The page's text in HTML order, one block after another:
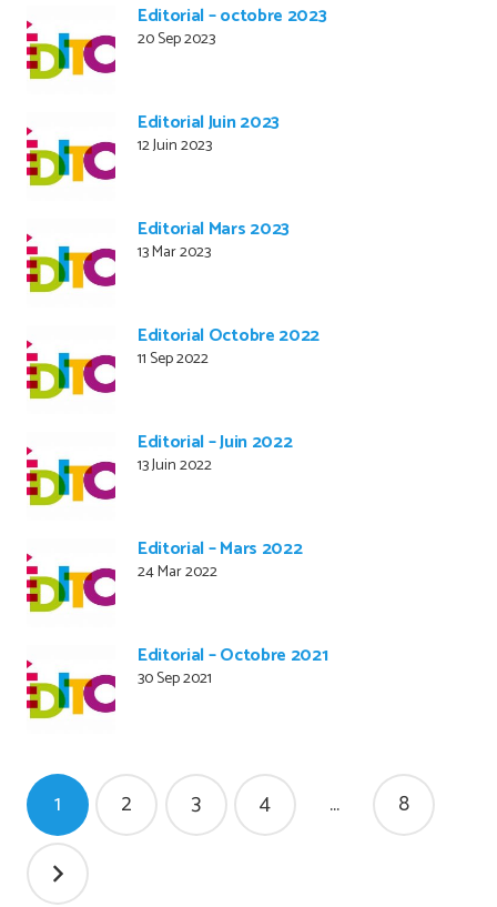
Editorial – octobre 2023
20 Sep 2023
Editorial Juin 2023
12 Juin 2023
Editorial Mars 2023
13 Mar 2023
Editorial Octobre 2022
11 Sep 2022
Editorial – Juin 2022
13 Juin 2022
Editorial – Mars 2022
24 Mar 2022
Editorial – Octobre 2021
30 Sep 2021
Pagination
des
publications
1 2 3 4 … 8